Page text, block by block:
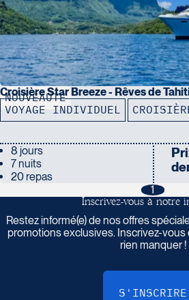
NOUVEAUTÉ
Croisière Star Breeze - Rêves de
VOYAGE INDIVIDUEL
8 jours
7 nuits
20 repas
1
Inscrivez-vous à notre i
Restez informé(e) de nos offres
promotions exclusives. Inscrivez-
rien manquer !